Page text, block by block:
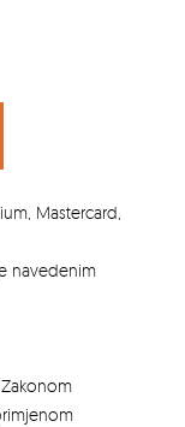
Mastercard,
navedenim
Zakonom